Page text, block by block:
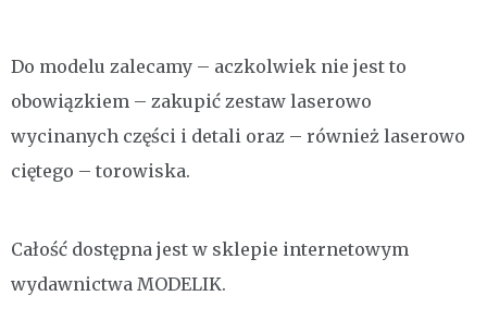
Do modelu zalecamy – aczkolwiek nie jest to
obowiązkiem – zakupić zestaw laserowo
wycinanych części i detali oraz – również laserowo
ciętego – torowiska.
Całość dostępna jest w sklepie internetowym
wydawnictwa MODELIK.